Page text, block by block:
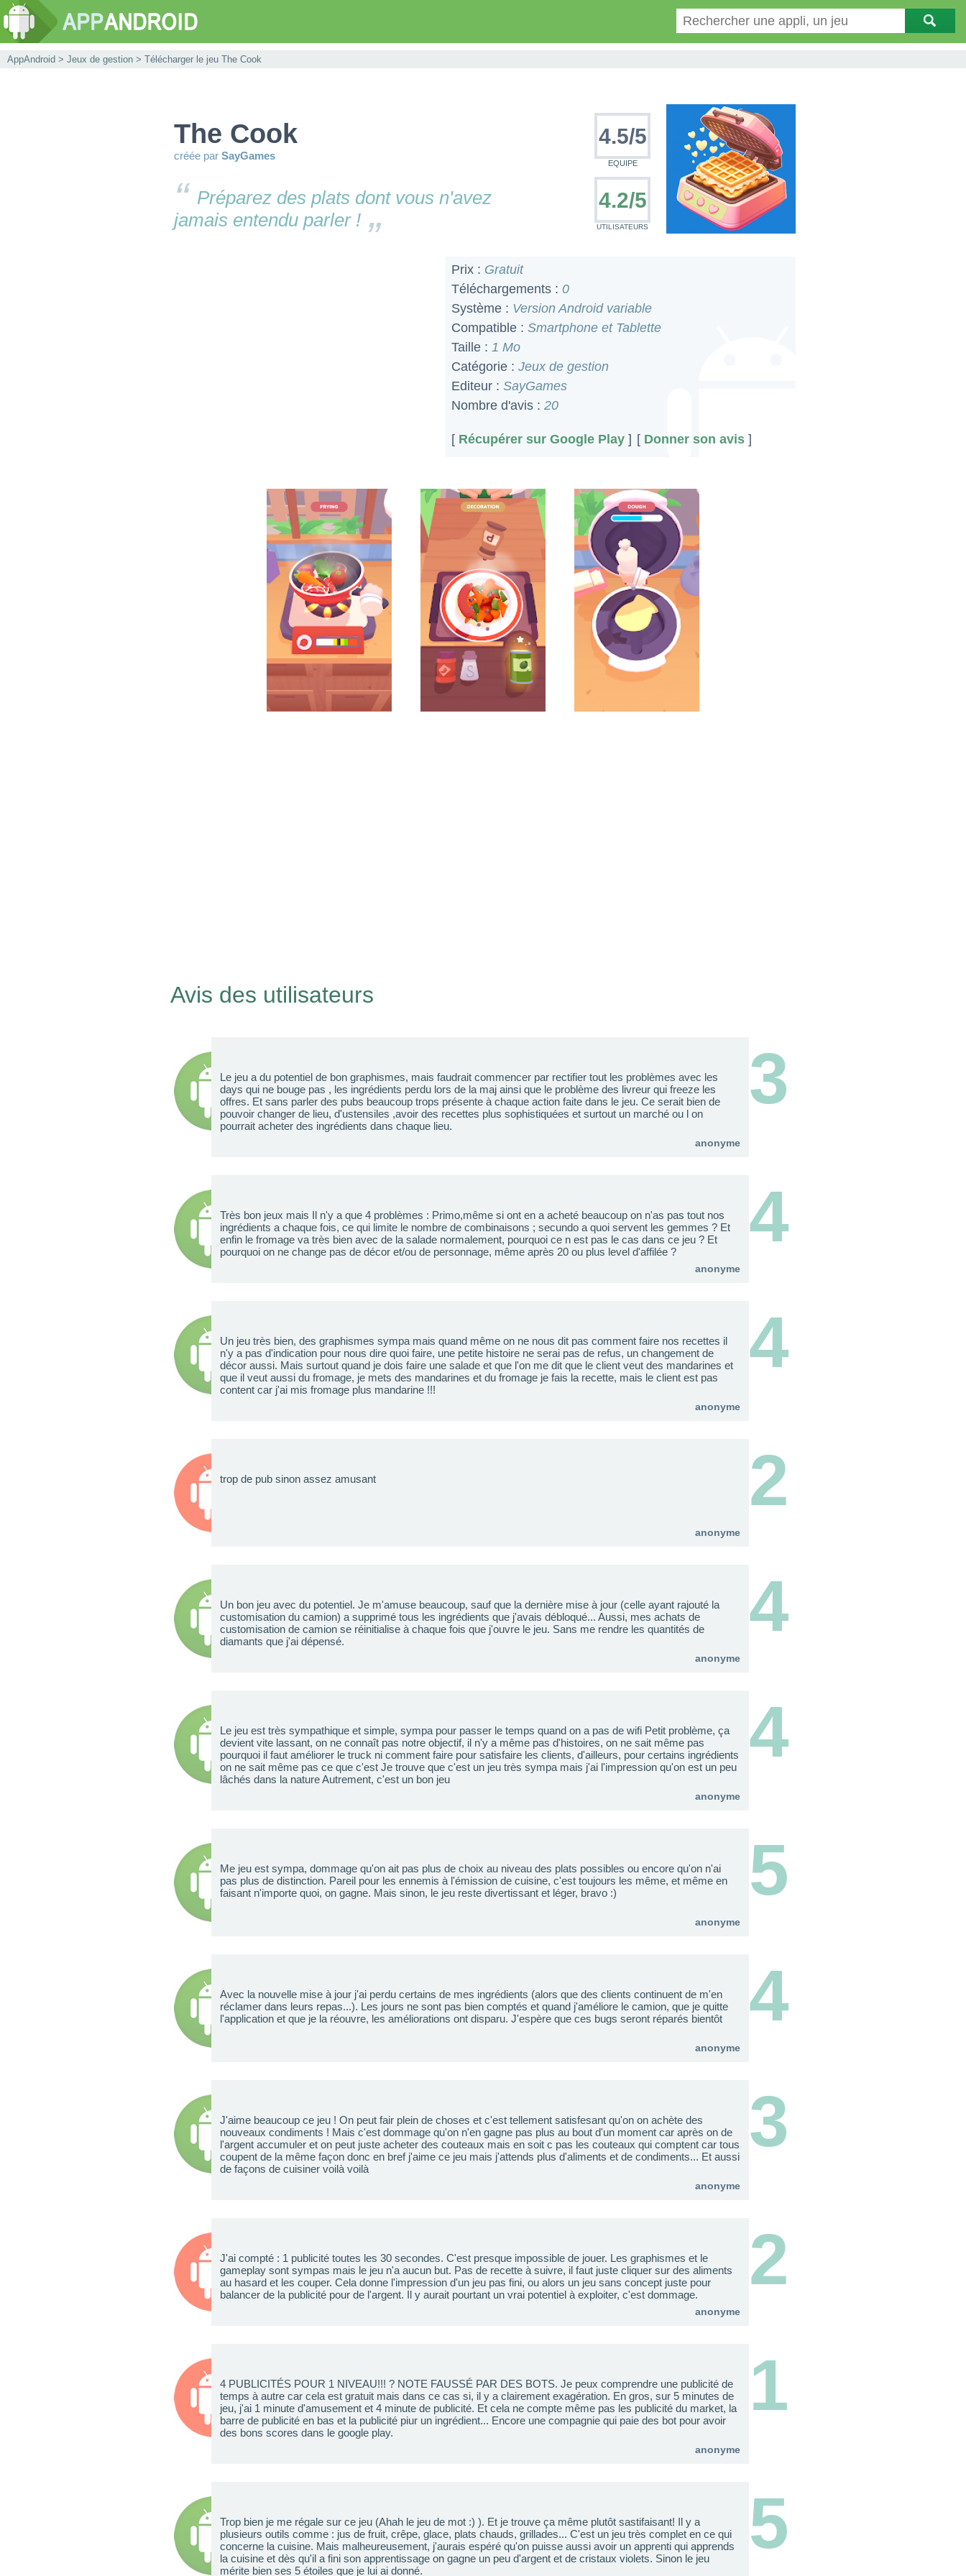
AppAndroid > Jeux de gestion > Télécharger le jeu The Cook
The Cook
créée par SayGames
Préparez des plats dont vous n'avez
jamais entendu parler !
4.5/5
EQUIPE
4.2/5
UTILISATEURS
Prix : Gratuit
Téléchargements : 0
Système : Version Android variable
Compatible : Smartphone et Tablette
Taille : 1 Mo
Catégorie : Jeux de gestion
Editeur : SayGames
Nombre d'avis : 20
[ Récupérer sur Google Play] [ Donner son avis]
Avis des utilisateurs
Le jeu a du potentiel de bon graphismes, mais faudrait commencer par rectifier tout les problèmes avec les
days qui ne bouge pas , les ingrédients perdu lors de la maj ainsi que le problème des livreur qui freeze les
offres. Et sans parler des pubs beaucoup trops présente à chaque action faite dans le jeu. Ce serait bien de
pouvoir changer de lieu, d'ustensiles ,avoir des recettes plus sophistiquées et surtout un marché ou l on
pourrait acheter des ingrédients dans chaque lieu.
anonyme
3
Très bon jeux mais Il n'y a que 4 problèmes : Primo,même si ont en a acheté beaucoup on n'as pas tout nos
ingrédients a chaque fois, ce qui limite le nombre de combinaisons ; secundo a quoi servent les gemmes ? Et
enfin le fromage va très bien avec de la salade normalement, pourquoi ce n est pas le cas dans ce jeu ? Et
pourquoi on ne change pas de décor et/ou de personnage, même après 20 ou plus level d'affilée ?
anonyme
4
Un jeu très bien, des graphismes sympa mais quand même on ne nous dit pas comment faire nos recettes il
n'y a pas d'indication pour nous dire quoi faire, une petite histoire ne serai pas de refus, un changement de
décor aussi. Mais surtout quand je dois faire une salade et que l'on me dit que le client veut des mandarines et
que il veut aussi du fromage, je mets des mandarines et du fromage je fais la recette, mais le client est pas
content car j'ai mis fromage plus mandarine !!!
anonyme
4
trop de pub sinon assez amusant
anonyme
2
Un bon jeu avec du potentiel. Je m'amuse beaucoup, sauf que la dernière mise à jour (celle ayant rajouté la
customisation du camion) a supprimé tous les ingrédients que j'avais débloqué... Aussi, mes achats de
customisation de camion se réinitialise à chaque fois que j'ouvre le jeu. Sans me rendre les quantités de
diamants que j'ai dépensé.
anonyme
4
Le jeu est très sympathique et simple, sympa pour passer le temps quand on a pas de wifi Petit problème, ça
devient vite lassant, on ne connaît pas notre objectif, il n'y a même pas d'histoires, on ne sait même pas
pourquoi il faut améliorer le truck ni comment faire pour satisfaire les clients, d'ailleurs, pour certains ingrédients
on ne sait même pas ce que c'est Je trouve que c'est un jeu très sympa mais j'ai l'impression qu'on est un peu
lâchés dans la nature Autrement, c'est un bon jeu
anonyme
4
Me jeu est sympa, dommage qu'on ait pas plus de choix au niveau des plats possibles ou encore qu'on n'ai
pas plus de distinction. Pareil pour les ennemis à l'émission de cuisine, c'est toujours les même, et même en
faisant n'importe quoi, on gagne. Mais sinon, le jeu reste divertissant et léger, bravo :)
anonyme
5
Avec la nouvelle mise à jour j'ai perdu certains de mes ingrédients (alors que des clients continuent de m'en
réclamer dans leurs repas...). Les jours ne sont pas bien comptés et quand j'améliore le camion, que je quitte
l'application et que je la réouvre, les améliorations ont disparu. J'espère que ces bugs seront réparés bientôt
anonyme
4
J'aime beaucoup ce jeu ! On peut fair plein de choses et c'est tellement satisfesant qu'on on achète des
nouveaux condiments ! Mais c'est dommage qu'on n'en gagne pas plus au bout d'un moment car après on de
l'argent accumuler et on peut juste acheter des couteaux mais en soit c pas les couteaux qui comptent car tous
coupent de la même façon donc en bref j'aime ce jeu mais j'attends plus d'aliments et de condiments... Et aussi
de façons de cuisiner voilà voilà
anonyme
3
J'ai compté : 1 publicité toutes les 30 secondes. C'est presque impossible de jouer. Les graphismes et le
gameplay sont sympas mais le jeu n'a aucun but. Pas de recette à suivre, il faut juste cliquer sur des aliments
au hasard et les couper. Cela donne l'impression d'un jeu pas fini, ou alors un jeu sans concept juste pour
balancer de la publicité pour de l'argent. Il y aurait pourtant un vrai potentiel à exploiter, c'est dommage.
anonyme
2
4 PUBLICITÉS POUR 1 NIVEAU!!! ? NOTE FAUSSÉ PAR DES BOTS. Je peux comprendre une publicité de
temps à autre car cela est gratuit mais dans ce cas si, il y a clairement exagération. En gros, sur 5 minutes de
jeu, j'ai 1 minute d'amusement et 4 minute de publicité. Et cela ne compte même pas les publicité du market, la
barre de publicité en bas et la publicité piur un ingrédient... Encore une compagnie qui paie des bot pour avoir
des bons scores dans le google play.
anonyme
1
Trop bien je me régale sur ce jeu (Ahah le jeu de mot :) ). Et je trouve ça même plutôt sastifaisant! Il y a
plusieurs outils comme : jus de fruit, crêpe, glace, plats chauds, grillades... C'est un jeu très complet en ce qui
concerne la cuisine. Mais malheureusement, j'aurais espéré qu'on puisse aussi avoir un apprenti qui apprends
la cuisine et dès qu'il a fini son apprentissage on gagne un peu d'argent et de cristaux violets. Sinon le jeu
mérite bien ses 5 étoiles que je lui ai donné.
5